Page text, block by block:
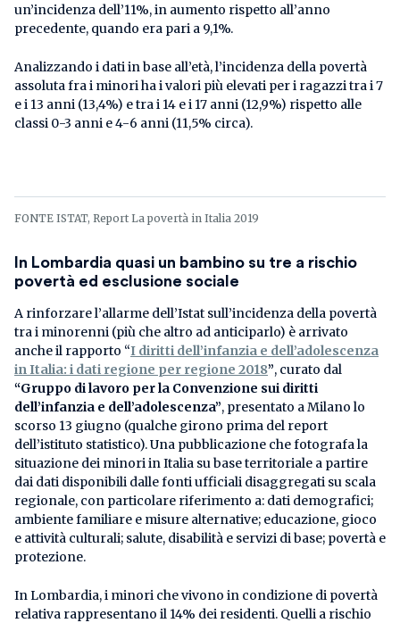
un’incidenza dell’11%, in aumento rispetto all’anno
precedente, quando era pari a 9,1%.
Analizzando i dati in base all’età, l’incidenza della povertà
assoluta fra i minori ha i valori più elevati per i ragazzi tra i 7
e i 13 anni (13,4%) e tra i 14 e i 17 anni (12,9%) rispetto alle
classi 0-3 anni e 4-6 anni (11,5% circa).
FONTE ISTAT, Report La povertà in Italia 2019
In Lombardia quasi un bambino su tre a rischio
povertà ed esclusione sociale
A rinforzare l’allarme dell’Istat sull’incidenza della povertà
tra i minorenni (più che altro ad anticiparlo) è arrivato
anche il rapporto “I diritti dell’infanzia e dell’adolescenza
in Italia: i dati regione per regione 2018”, curato dal
“Gruppo di lavoro per la Convenzione sui diritti
dell’infanzia e dell’adolescenza”, presentato a Milano lo
scorso 13 giugno (qualche girono prima del report
dell’istituto statistico). Una pubblicazione che fotografa la
situazione dei minori in Italia su base territoriale a partire
dai dati disponibili dalle fonti ufficiali disaggregati su scala
regionale, con particolare riferimento a: dati demografici;
ambiente familiare e misure alternative; educazione, gioco
e attività culturali; salute, disabilità e servizi di base; povertà e
protezione.
In Lombardia, i minori che vivono in condizione di povertà
relativa rappresentano il 14% dei residenti. Quelli a rischio